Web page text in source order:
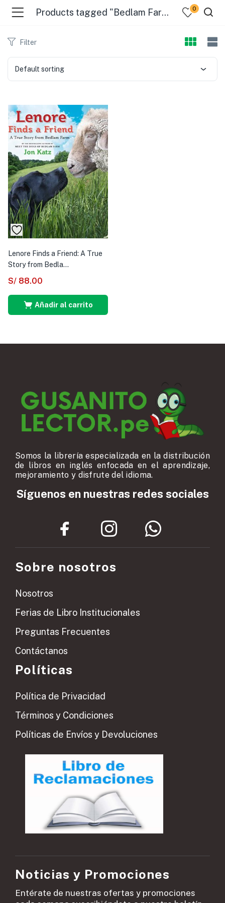
Products tagged "Bedlam Farm (West Hebron" 0
Filter
Default sorting
Lenore Finds a Friend: A True
Story from Bedla...
S/ 88.00
Añadir al carrito
Somos la librería especializada en la distribución
de libros en inglés enfocada en el aprendizaje,
mejoramiento y disfrute del idioma.
Síguenos en nuestras redes sociales
Sobre nosotros
Nosotros
Ferias de Libro Institucionales
Preguntas Frecuentes
Contáctanos
Políticas
Política de Privacidad
Términos y Condiciones
Políticas de Envíos y Devoluciones
Noticias y Promociones
Entérate de nuestras ofertas y promociones